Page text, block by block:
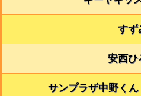
すず
安西ひ
サンプラザ中野く